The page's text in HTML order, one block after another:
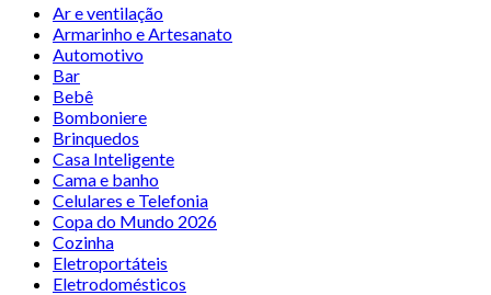
Ar e ventilação
Armarinho e Artesanato
Automotivo
Bar
Bebê
Bomboniere
Brinquedos
Casa Inteligente
Cama e banho
Celulares e Telefonia
Copa do Mundo 2026
Cozinha
Eletroportáteis
Eletrodomésticos